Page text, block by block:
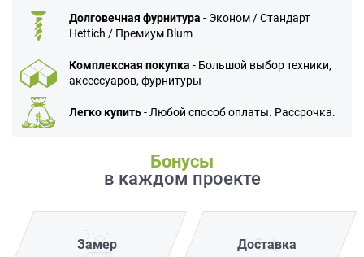
Долговечная фурнитура - Эконом / Стандарт
Hettich / Премиум Blum
Комплексная покупка - Большой выбор техники,
аксессуаров, фурнитуры
Легко купить- Любой способ оплаты. Рассрочка.
Бонусы
в каждом проекте
Замер Доставка